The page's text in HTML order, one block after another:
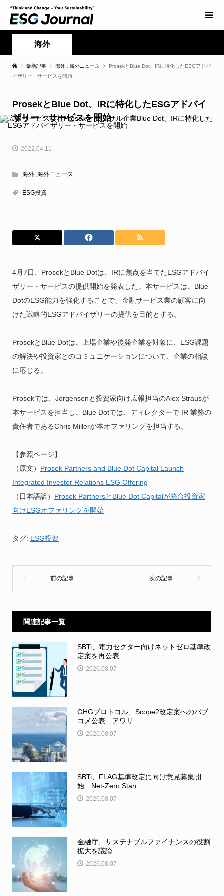
海外
最新記事 海外 海外ニュース
ProsekとBlue Dot、IRに特化したESGアドバ
イザリー・サービスを開始
ProsekとBlue Dot、IRに特化したESGアドバイ
ザリー・サービスを開始
2022.04.11
海外, 海外ニュース
ESG投資
4月7日、ProsekとBlue Dotは、IRに焦点を当てたESGアドバイ
ザリー・サービスの提供開始を発表した。本サービスは、Blue
DotのESG能力を強化することで、金融サービス業の顧客に向
けた戦略的ESGアドバイザリーの提供を目的とする。
ProsekとBlue Dotは、上場企業や後発企業を対象に、ESG課題
の解決や投資家とのコミュニケーションについて、企業の相談
に応じる。
Prosekでは、Jorgensenと投資家向け広報担当のAlex Strausが
本サービスを担当し、Blue Dotでは、ディレクターで IR 業務の
責任者であるChris Millerが本オファリングを担当する。
【参照ページ】
（原文） Prosek Partners and Blue Dot Capital Launch
Integrated Investor Relations ESG Offering
（日本語訳） Prosek PartnersとBlue Dot Capitalが統合投資家
向けESGオファリングを開始
タグ: ESG投資
関連記事一覧
SBTi、電力セクター向けネットゼロ基準改
定案を再公表...
2026.08.07
GHGプロトコル、Scope2改定案へのパブ
コメ公表 アワリ...
2026.08.07
SBTi、FLAG基準改定に向け意見募集開
始 Net-Zero Stan...
2026.08.07
金融庁、サステナブルファイナンスの役割
拡大を議論 ...
2026.08.07